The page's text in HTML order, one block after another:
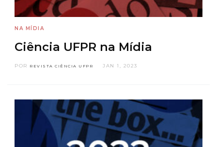
NA MÍDIA
Ciência UFPR na Mídia
POR REVISTA CIÊNCIA UFPR JAN 1, 2023